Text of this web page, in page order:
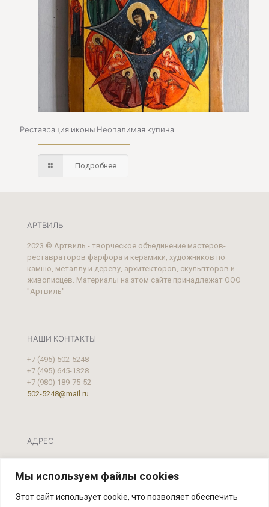
Мы используем файлы cookies
Этот сайт использует cookie, что позволяет обеспечить
Реставрация иконы Неопалимая купина
Подробнее
АРТВИЛЬ
2023 © Артвиль - творческое объединение мастеров-
реставраторов фарфора и керамики, художников по
камню, металлу и дереву, архитекторов, скульпторов и
живописцев. Материалы на этом сайте принадлежат ООО
"Артвиль"
НАШИ КОНТАКТЫ
+7 (495) 502-5248
+7 (495) 645-1328
+7 (980) 189-75-52
502-5248@mail.ru
АДРЕС